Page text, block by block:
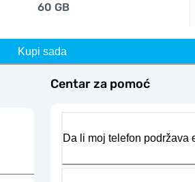
60 GB
Kupi sada
Centar za pomoć
Da li moj telefon podržava